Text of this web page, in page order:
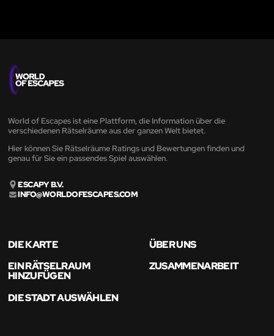
World of Escapes ist eine Plattform, die Information über die
verschiedenen Rätselräume aus der ganzen Welt bietet.
Hier können Sie Rätselräume Ratings und Bewertungen finden und
genau für Sie ein passendes Spiel auswählen.
ESCAPY B.V.
INFO@WORLDOFESCAPES.COM
DIE KARTE
ÜBER UNS
EIN RÄTSELRAUM
HINZUFÜGEN
ZUSAMMENARBEIT
DIE STADT AUSWÄHLEN